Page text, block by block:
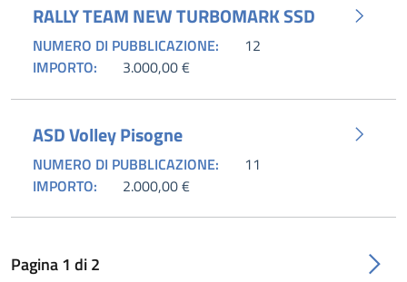
RALLY TEAM NEW TURBOMARK SSD
NUMERO DI PUBBLICAZIONE:
12
IMPORTO:
3.000,00 €
ASD Volley Pisogne
NUMERO DI PUBBLICAZIONE:
11
IMPORTO:
2.000,00 €
Pagina1 di2